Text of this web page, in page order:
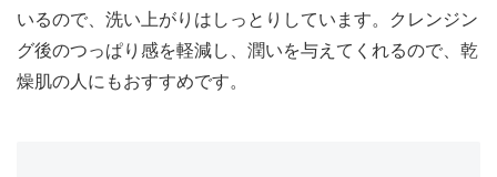
いるので、洗い上がりはしっとりしています。クレンジン
グ後のつっぱり感を軽減し、潤いを与えてくれるので、乾
燥肌の人にもおすすめです。